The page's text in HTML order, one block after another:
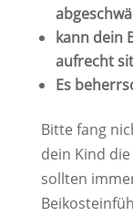
kann dein
aufrecht
Es
Bitte fang
dein Kind die
sollten